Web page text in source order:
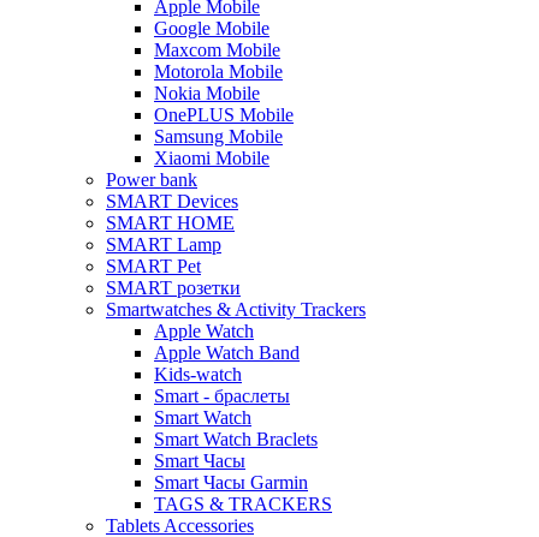
Apple Mobile
Google Mobile
Maxcom Mobile
Motorola Mobile
Nokia Mobile
OnePLUS Mobile
Samsung Mobile
Xiaomi Mobile
Power bank
SMART Devices
SMART HOME
SMART Lamp
SMART Pet
SMART розетки
Smartwatches & Activity Trackers
Apple Watch
Apple Watch Band
Kids-watch
Smart - браслеты
Smart Watch
Smart Watch Braclets
Smart Часы
Smart Часы Garmin
TAGS & TRACKERS
Tablets Accessories